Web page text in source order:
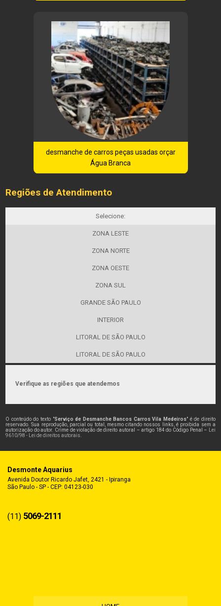
desmanche de carros peças usadas orçar
Água Branca
Regiões de Atendimento
Selecione:
ZONA LESTE
ZONA NORTE
ZONA OESTE
ZONA SUL
GRANDE SÃO PAULO
INTERIOR
LITORAL DE SÃO PAULO
LITORAL DE SÃO PAULO
Verifique as regiões que atendemos
O conteúdo do texto "Serviço de Desmanche Bancos Carros Vila Medeiros" é de direito
reservado. Sua reprodução, parcial ou total, mesmo citando nossos links, é proibida sem a
autorização do autor. Crime de violação de direito autoral – artigo 184 do Código Penal –
Lei
9610/98 - Lei de direitos autorais
Desmonte Aquarius
Avenida Doutor Ricardo Jafet, 2421 - Ipiranga
São Paulo - SP - CEP: 04123-030
(11) 5069-2111